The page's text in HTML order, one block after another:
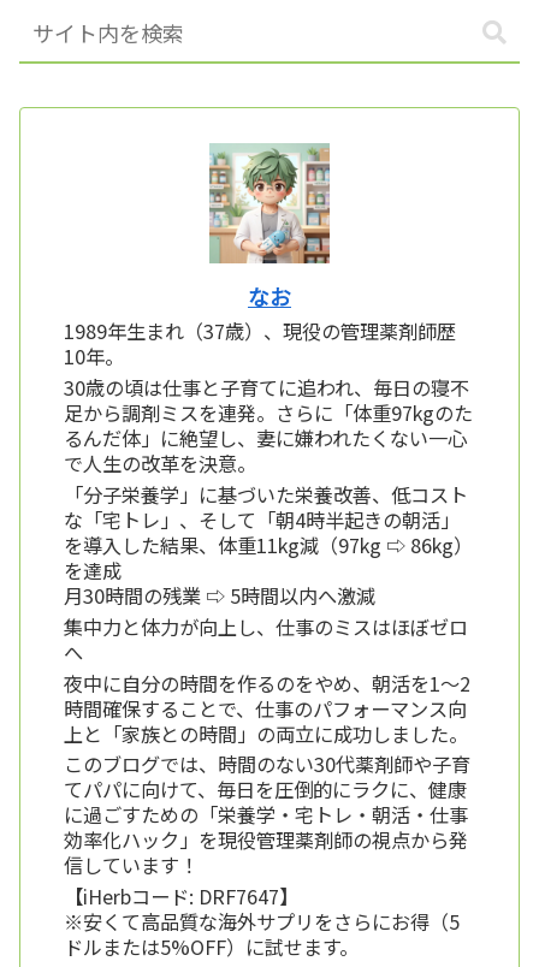
なお
1989年生まれ（37歳）、現役の管理薬剤師歴
10年。
30歳の頃は仕事と子育てに追われ、毎日の寝不
足から調剤ミスを連発。さらに「体重97kgのた
るんだ体」に絶望し、妻に嫌われたくない一心
で人生の改革を決意。
「分子栄養学」に基づいた栄養改善、低コスト
な「宅トレ」、そして「朝4時半起きの朝活」
を導入した結果、体重11kg減（97kg ⇨ 86kg）
を達成
月30時間の残業 ⇨ 5時間以内へ激減
集中力と体力が向上し、仕事のミスはほぼゼロ
へ
夜中に自分の時間を作るのをやめ、朝活を1〜2
時間確保することで、仕事のパフォーマンス向
上と「家族との時間」の両立に成功しました。
このブログでは、時間のない30代薬剤師や子育
てパパに向けて、毎日を圧倒的にラクに、健康
に過ごすための「栄養学・宅トレ・朝活・仕事
効率化ハック」を現役管理薬剤師の視点から発
信しています！
【iHerbコード: DRF7647】
※安くて高品質な海外サプリをさらにお得（5
ドルまたは5%OFF）に試せます。